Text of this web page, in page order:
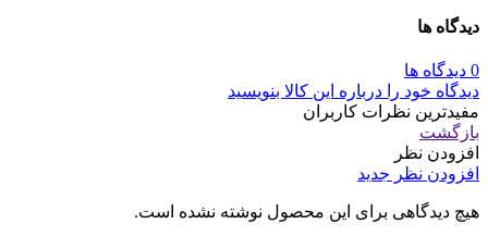
دیدگاه ها
0 دیدگاه ها
دیدگاه خود را درباره این کالا بنویسید
مفیدترین نظرات کاربران
بازگشت
افزودن نظر
افزودن نظر جدید
هیچ دیدگاهی برای این محصول نوشته نشده است.